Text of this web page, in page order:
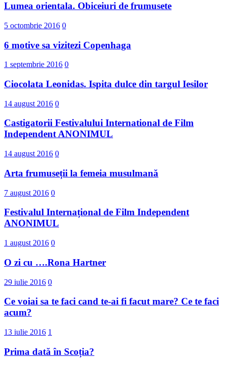
Lumea orientala. Obiceiuri de frumusete
5 octombrie 2016 0
6 motive sa vizitezi Copenhaga
1 septembrie 2016 0
Ciocolata Leonidas. Ispita dulce din targul Iesilor
14 august 2016 0
Castigatorii Festivalului International d​e Film
Independent ANONIMUL
14 august 2016 0
Arta frumuseții la femeia musulmană
7 august 2016 0
Festivalul Internațional de Film Independent
ANONIMUL
1 august 2016 0
O zi cu ….Rona Hartner
29 iulie 2016 0
Ce voiai sa te faci cand te-ai fi facut mare? Ce te faci
acum?
13 iulie 2016 1
Prima dată în Scoția?